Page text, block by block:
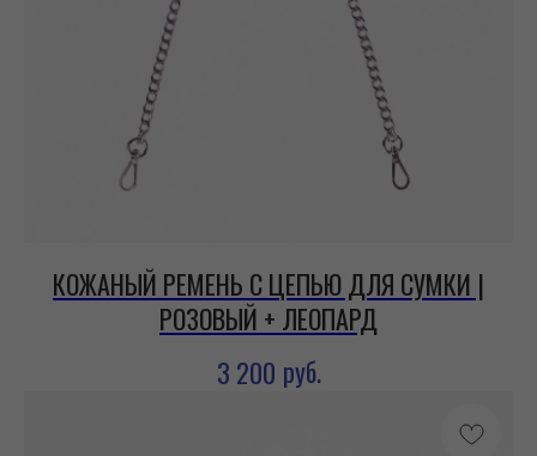
КОЖАНЫЙ РЕМЕНЬ С ЦЕПЬЮ ДЛЯ СУМКИ |
РОЗОВЫЙ + ЛЕОПАРД
3 200 руб.